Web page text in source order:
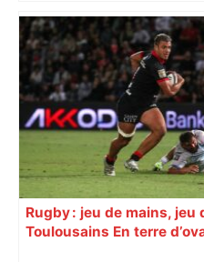
Alliance PS/LFI à
Sztulman claque la porte
Rugby : jeu de mains, jeu
Toulousains En terre